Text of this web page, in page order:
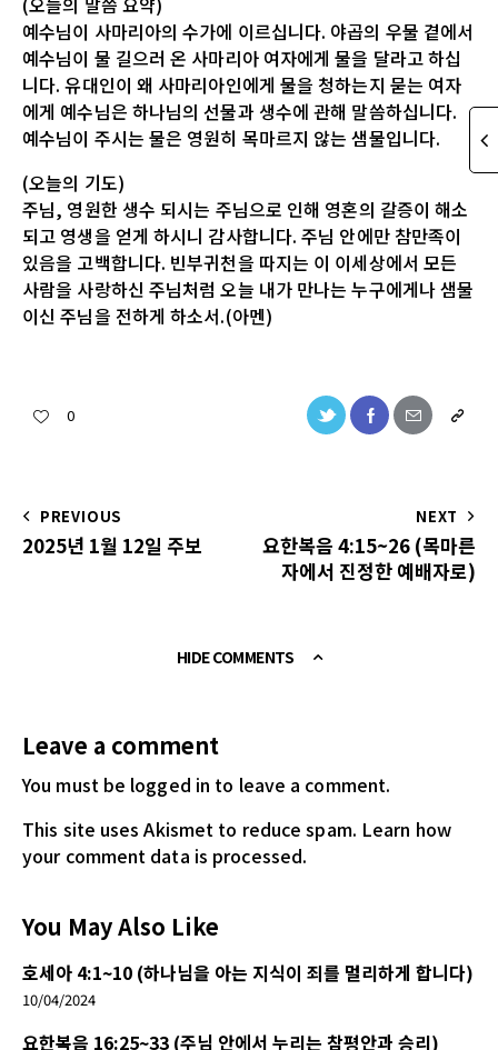
예수님이 사마리아의 수가에 이르십니다. 야곱의 우물 곁에서
예수님이 물 길으러 온 사마리아 여자에게 물을 달라고 하십
니다. 유대인이 왜 사마리아인에게 물을 청하는지 묻는 여자
에게 예수님은 하나님의 선물과 생수에 관해 말씀하십니다.
예수님이 주시는 물은 영원히 목마르지 않는 샘물입니다.
(오늘의 기도)
주님, 영원한 생수 되시는 주님으로 인해 영혼의 갈증이 해소
되고 영생을 얻게 하시니 감사합니다. 주님 안에만 참만족이
있음을 고백합니다. 빈부귀천을 따지는 이 이세상에서 모든
사람을 사랑하신 주님처럼 오늘 내가 만나는 누구에게나 샘물
이신 주님을 전하게 하소서.(아멘)
0
PREVIOUS
2025년 1월 12일 주보
NEXT
요한복음 4:15~26 (목마른
자에서 진정한 예배자로)
HIDE COMMENTS
Leave a comment
You must be logged in to leave a comment.
This site uses Akismet to reduce spam. Learn how
your comment data is processed.
You May Also Like
호세아 4:1~10 (하나님을 아는 지식이 죄를 멀리하게 합니다)
10/04/2024
요한복음 16:25~33 (주님 안에서 누리는 참평안과 승리)